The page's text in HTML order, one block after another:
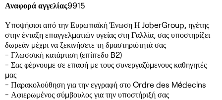
Αναφορά αγγελίας9915
Υποψήφιοι από την Ευρωπαϊκή Ένωση Η JoberGroup, ηγέτης
στην ένταξη επαγγελματιών υγείας στη Γαλλία, σας υποστηρίζει
δωρεάν μέχρι να ξεκινήσετε τη δραστηριότητά σας
- Γλωσσική κατάρτιση (επίπεδο B2)
- Σας φέρνουμε σε επαφή με τους συνεργαζόμενους καθηγητές
μας
- Παρακολούθηση για την εγγραφή στο Ordre des Médecins
- Αφιερωμένος σύμβουλος για την υποστήριξή σας